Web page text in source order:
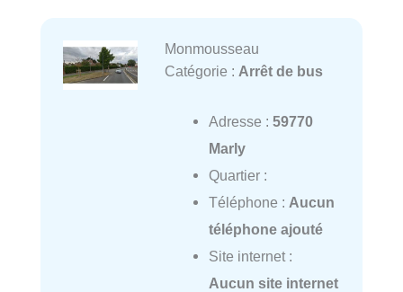
Monmousseau
Catégorie : Arrêt de bus
Adresse : 59770
Marly
Quartier :
Téléphone : Aucun
téléphone ajouté
Site internet :
Aucun site internet